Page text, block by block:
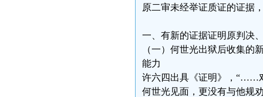
原二审未经举证质证的证据
一、有新的证据证明原判决
（一）何世光出狱后收集的
能力
许六四出具《证明》，“……
何世光见面，更没有与他规